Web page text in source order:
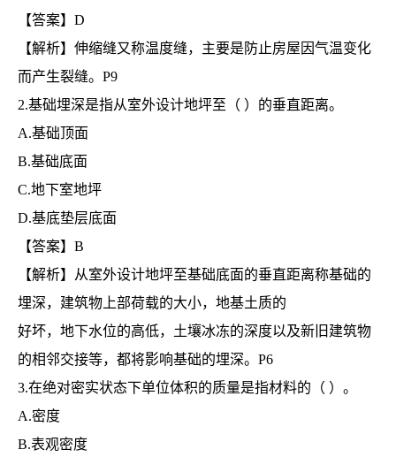
【答案】D
【解析】伸缩缝又称温度缝，主要是防止房屋因气温变化
而产生裂缝。P9
2.基础埋深是指从室外设计地坪至（ ）的垂直距离。
A.基础顶面
B.基础底面
C.地下室地坪
D.基底垫层底面
【答案】B
【解析】从室外设计地坪至基础底面的垂直距离称基础的
埋深，建筑物上部荷载的大小，地基土质的
好坏，地下水位的高低，土壤冰冻的深度以及新旧建筑物
的相邻交接等，都将影响基础的埋深。P6
3.在绝对密实状态下单位体积的质量是指材料的（ ）。
A.密度
B.表观密度